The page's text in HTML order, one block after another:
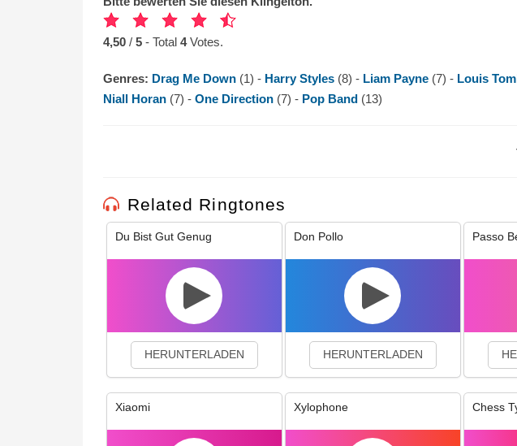
4,50 / 5 - Total 4Votes.
Genres: Drag Me Down (1) - Harry Styles (8) - Liam Payne (7) - Louis
Niall Horan (7) - One Direction (7) - Pop Band (13)
Related Ringtones
Du Bist Gut Genug
HERUNTERLADEN
Don Pollo
HERUNTERLADEN
Passo
Xiaomi Xylophone Chess